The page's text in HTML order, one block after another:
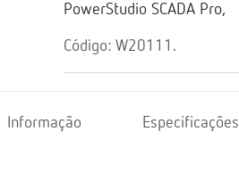
PowerStudio SCADA Pro,
Código: W20111.
Informação Especificações